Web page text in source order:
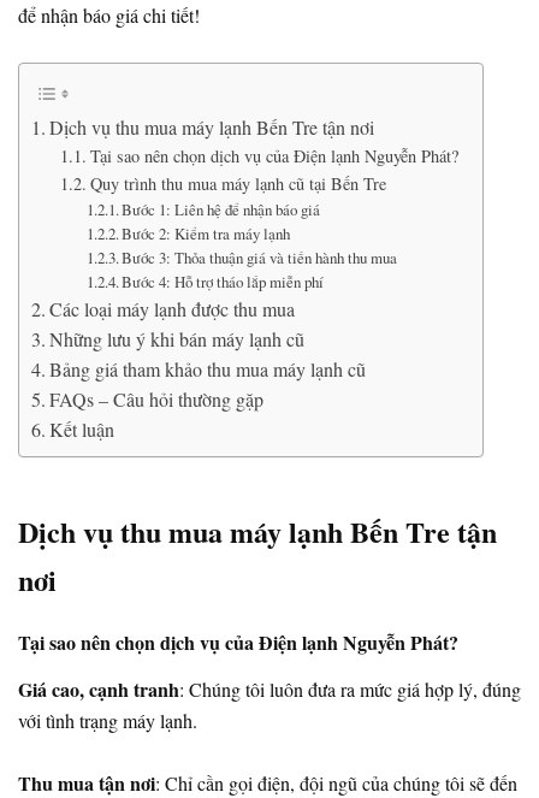
để nhận báo giá chi tiết!
Dịch vụ thu mua máy lạnh Bến Tre tận nơi
Tại sao nên chọn dịch vụ của Điện lạnh Nguyễn Phát?
Quy trình thu mua máy lạnh cũ tại Bến Tre
Bước 1: Liên hệ để nhận báo giá
Bước 2: Kiểm tra máy lạnh
Bước 3: Thỏa thuận giá và tiến hành thu mua
Bước 4: Hỗ trợ tháo lắp miễn phí
Các loại máy lạnh được thu mua
Những lưu ý khi bán máy lạnh cũ
Bảng giá tham khảo thu mua máy lạnh cũ
FAQs – Câu hỏi thường gặp
Kết luận
Dịch vụ thu mua máy lạnh Bến Tre tận
nơi
Tại sao nên chọn dịch vụ của Điện lạnh Nguyễn Phát?
Giá cao, cạnh tranh: Chúng tôi luôn đưa ra mức giá hợp lý, đúng
với tình trạng máy lạnh.
Thu mua tận nơi: Chỉ cần gọi điện, đội ngũ của chúng tôi sẽ đến